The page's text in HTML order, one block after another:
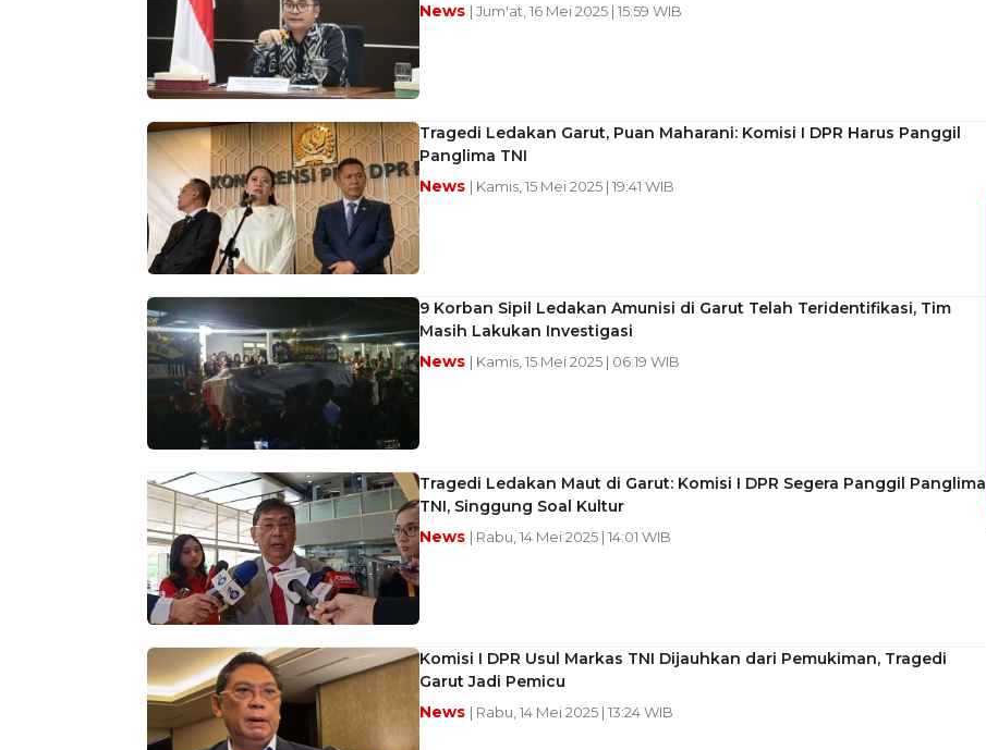
News | Jum'at, 16 Mei 2025 | 15:59 WIB
Tragedi Ledakan Garut, Puan Maharani: Komisi I DPR Harus Panggil
Panglima TNI
News | Kamis, 15 Mei 2025 | 19:41 WIB
9 Korban Sipil Ledakan Amunisi di Garut Telah Teridentifikasi, Tim
Masih Lakukan Investigasi
News | Kamis, 15 Mei 2025 | 06:19 WIB
Tragedi Ledakan Maut di Garut: Komisi I DPR Segera Panggil Panglima
TNI, Singgung Soal Kultur
News | Rabu, 14 Mei 2025 | 14:01 WIB
Komisi I DPR Usul Markas TNI Dijauhkan dari Pemukiman, Tragedi
Garut Jadi Pemicu
News | Rabu, 14 Mei 2025 | 13:24 WIB